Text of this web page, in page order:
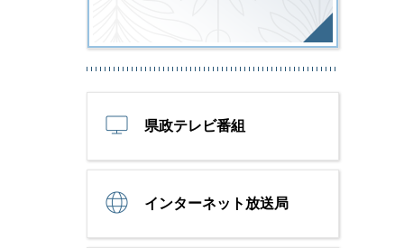
県政テレビ番組
インターネット放送局